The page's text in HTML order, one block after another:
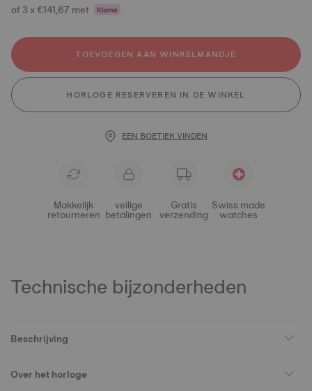
of 3 x €141,67 met
TOEVOEGEN AAN WINKELMANDJE
HORLOGE RESERVEREN IN DE WINKEL
EEN BOETIEK VINDEN
Makkelijk
retourneren
veilige
betalingen
Gratis
verzending
Swiss made
watches
Technische bijzonderheden
Beschrijving
Over het horloge